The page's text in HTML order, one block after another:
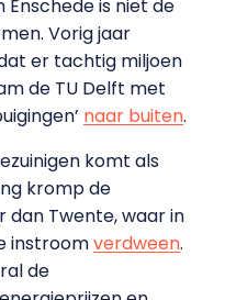
is niet de
Vorig jaar
er tachtig miljoen
de TU Delft met
naar buiten.
komt als
kromp de
dan Twente, waar in
instroomverdween.
de